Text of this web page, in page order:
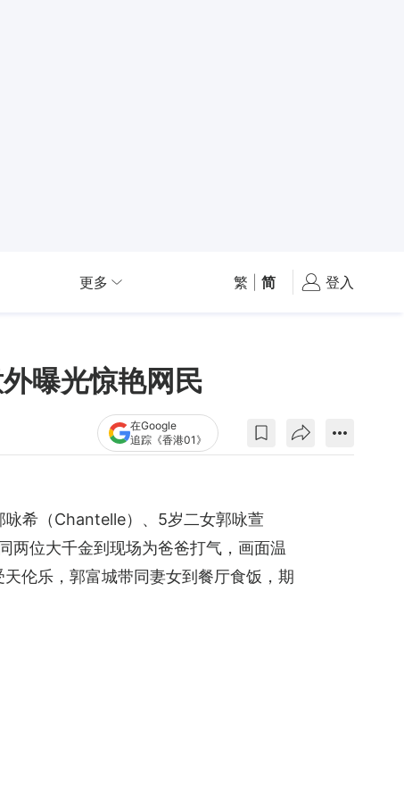
更多 繁 简 登入
曝光惊艳网民
在Google
追踪《香港01》
希（Chantelle）、5岁二女郭咏萱
两位大千金到现场为爸爸打气，画面温
伦乐，郭富城带同妻女到餐厅食饭，期